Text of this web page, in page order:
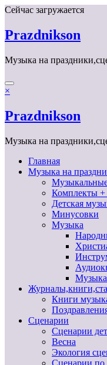
Перейти
содержимому
Сейчас загружается
Prazdnikson
Музыка на
×
Prazdnikson
Музыка на
Главная
Музыка на
Музыкальные
Комплекты
Детская
Минусовки
Музыка
Книги
Сценарии
Сценарии
Весна
Экология
Сценарии